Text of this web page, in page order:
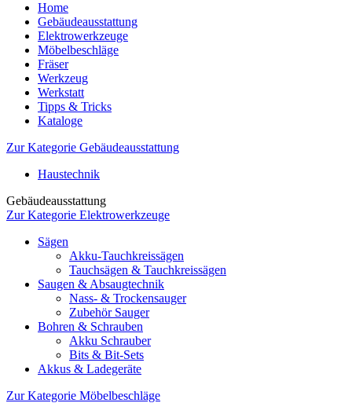
Home
Gebäudeausstattung
Elektrowerkzeuge
Möbelbeschläge
Fräser
Werkzeug
Werkstatt
Tipps & Tricks
Kataloge
Zur Kategorie Gebäudeausstattung
Haustechnik
Gebäudeausstattung
Zur Kategorie Elektrowerkzeuge
Sägen
Akku-Tauchkreissägen
Tauchsägen & Tauchkreissägen
Saugen & Absaugtechnik
Nass- & Trockensauger
Zubehör Sauger
Bohren & Schrauben
Akku Schrauber
Bits & Bit-Sets
Akkus & Ladegeräte
Zur Kategorie Möbelbeschläge